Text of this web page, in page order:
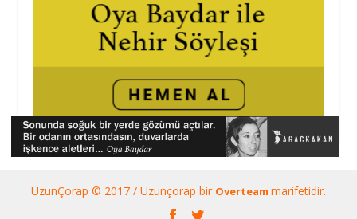
UzunÇorap © 2017 / Uzunçorap bir Overteam marifetidir.